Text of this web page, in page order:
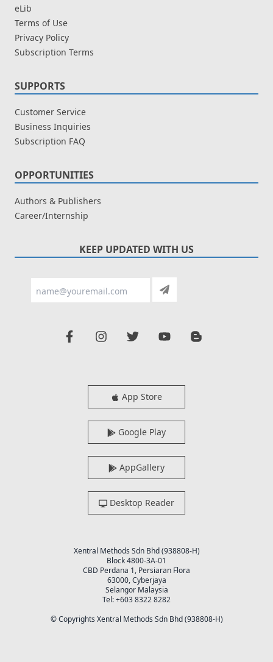
eLib
Terms of Use
Privacy Policy
Subscription Terms
SUPPORTS
Customer Service
Business Inquiries
Subscription FAQ
OPPORTUNITIES
Authors & Publishers
Career/Internship
KEEP UPDATED WITH US
App Store
Google Play
AppGallery
Desktop Reader
Xentral Methods Sdn Bhd (938808-H)
Block 4800-3A-01
CBD Perdana 1, Persiaran Flora
63000, Cyberjaya
Selangor Malaysia
Tel: +603 8322 8282
© Copyrights Xentral Methods Sdn Bhd (938808-H)